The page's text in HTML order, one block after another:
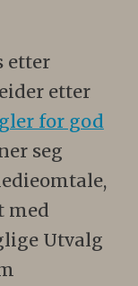
etter
etter
for god
seg
med
Utvalg